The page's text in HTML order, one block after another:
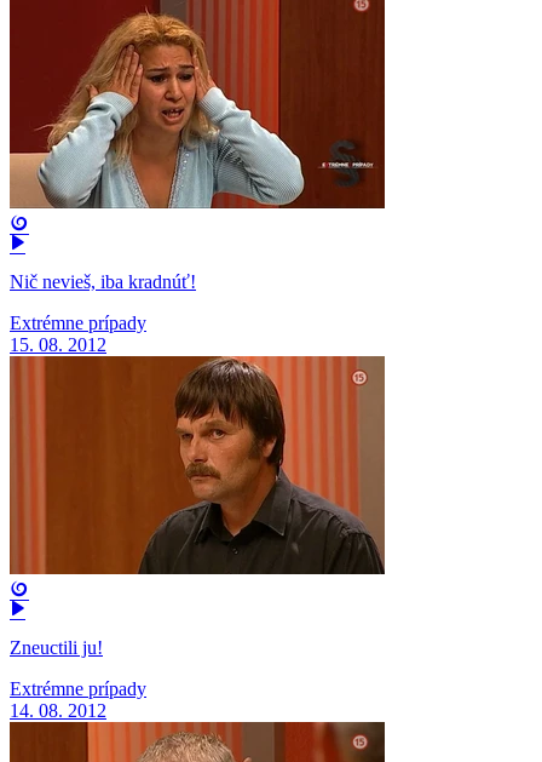
Nič nevieš, iba kradnúť!
Extrémne prípady
15. 08. 2012
Zneuctili ju!
Extrémne prípady
14. 08. 2012